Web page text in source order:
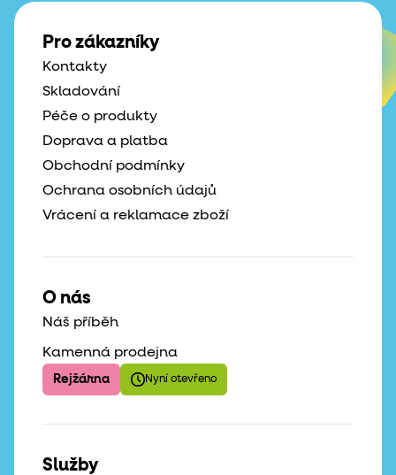
Pro zákazníky
Kontakty
Skladování
Péče o produkty
Doprava a platba
Obchodní podmínky
Ochrana osobních údajů
Vrácení a reklamace zboží
O nás
Náš příběh
Kamenná prodejna
Rejžárna Nyní otevřeno
Služby